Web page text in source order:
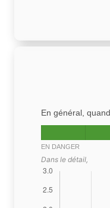
En général,
EN DANGER
Dans le détail,